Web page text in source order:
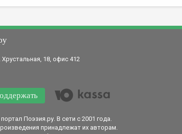
Хрустальная, 18, офис 412
Поэзия.ру. В сети с 2001 года.
принадлежат их авторам.